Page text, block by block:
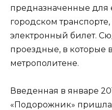
предназначенные для
городском
электронный билет.
проездные, в которые
метрополитене.
Введенная в январе
«Подорожник»